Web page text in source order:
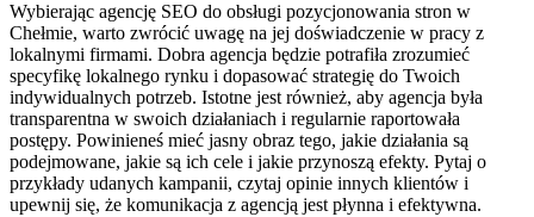
Wybierając agencję SEO do obsługi pozycjonowania stron w
Chełmie, warto zwrócić uwagę na jej doświadczenie w pracy z
lokalnymi firmami. Dobra agencja będzie potrafiła zrozumieć
specyfikę lokalnego rynku i dopasować strategię do Twoich
indywidualnych potrzeb. Istotne jest również, aby agencja była
transparentna w swoich działaniach i regularnie raportowała
postępy. Powinieneś mieć jasny obraz tego, jakie działania są
podejmowane, jakie są ich cele i jakie przynoszą efekty. Pytaj o
przykłady udanych kampanii, czytaj opinie innych klientów i
upewnij się, że komunikacja z agencją jest płynna i efektywna.